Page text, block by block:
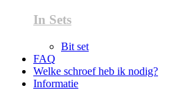
In Sets
Bit set
FAQ
Welke schroef heb ik nodig?
Informatie